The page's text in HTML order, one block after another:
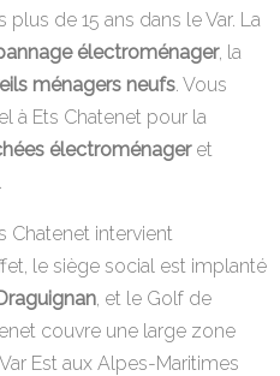
de 15 ans dans le Var. La
électroménager, la
ménagers neufs. Vous
à Ets Chatenet pour la
électroménageret
Chatenet intervient
le siège social est implanté
, et le Golf de
couvre une large zone
Est aux Alpes-Maritimes